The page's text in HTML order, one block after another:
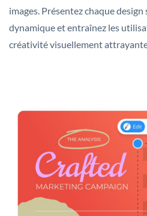
images. Présentez chaque design
dynamique et entraînez les
créativité visuellement